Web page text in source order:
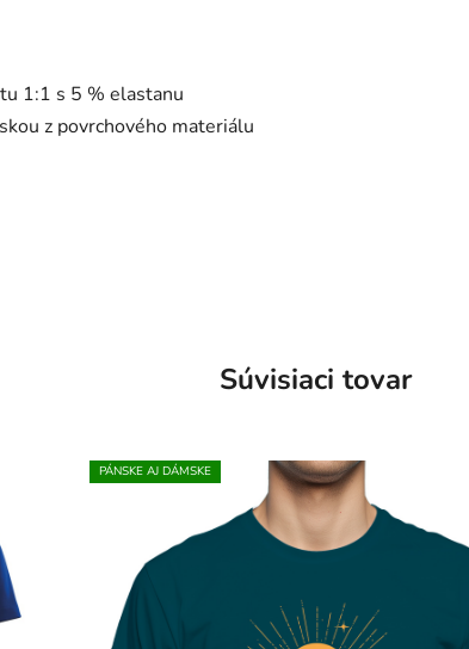
1:1 s 5 % elastanu
z povrchového materiálu
Súvisiaci tovar
PÁNSKE AJ DÁMSKE